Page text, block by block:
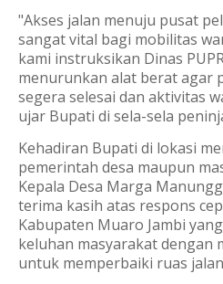
"Akses jalan menuju pusat
sangat vital bagi mobilitas
kami instruksikan Dinas
menurunkan alat berat agar
segera selesai dan aktivitas
ujar Bupati di sela-sela
Kehadiran Bupati di lokasi
pemerintah desa maupun
Kepala Desa Marga
terima kasih atas respons
Kabupaten Muaro Jambi
keluhan masyarakat dengan
untuk memperbaiki ruas